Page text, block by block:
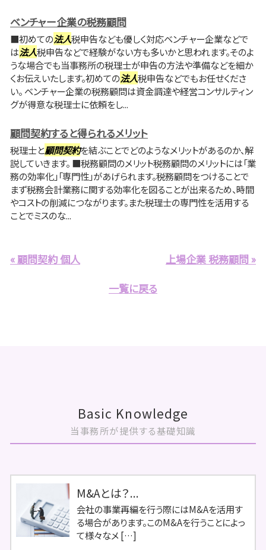
ベンチャー企業の税務顧問
■初めての法人税申告なども優しく対応ベンチャー企業などで
は法人税申告などで経験がない方も多いかと思われます。そのよ
うな場合でも当事務所の税理士が申告の方法や準備などを細か
くお伝えいたします。初めての法人税申告などでもお任せくださ
い。 ベンチャー企業の税務顧問は資金調達や経営コンサルティン
グが得意な税理士に依頼をし...
顧問契約すると得られるメリット
税理士と顧問契約を結ぶことでどのようなメリットがあるのか、解
説していきます。 ■税務顧問のメリット税務顧問のメリットには「業
務の効率化」「専門性」があげられます。税務顧問をつけることで
まず税務会計業務に関する効率化を図ることが出来るため、時間
やコストの削減につながります。また税理士の専門性を活用する
ことでミスのな...
« 顧問契約 個人
上場企業 税務顧問 »
一覧に戻る
Basic Knowledge
当事務所が提供する基礎知識
M&Aとは？...
会社の事業再編を行う際にはM&Aを活用す
る場合があります。このM&Aを行うことによっ
て様々なメ […]